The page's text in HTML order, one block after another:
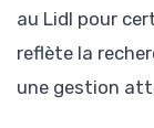
au Lidl pour
reflète la
une gestion